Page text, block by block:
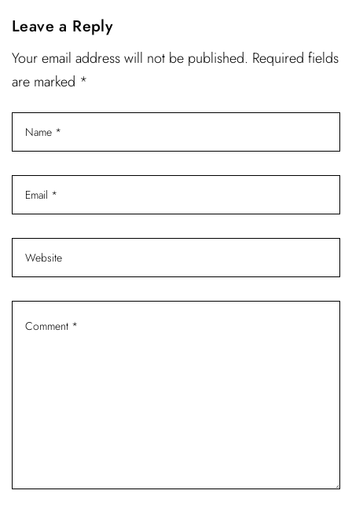
Leave a Reply
Your email address will not be published. Required fields
are marked *